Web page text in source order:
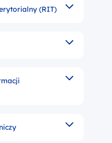
(RIT)
podejść do pewnych
względem terytorialnym
powiązanych